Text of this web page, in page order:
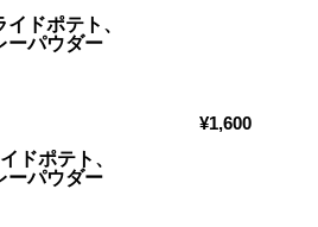
ドポテト、
ーパウダー
¥1,600
ドポテト、
ーパウダー